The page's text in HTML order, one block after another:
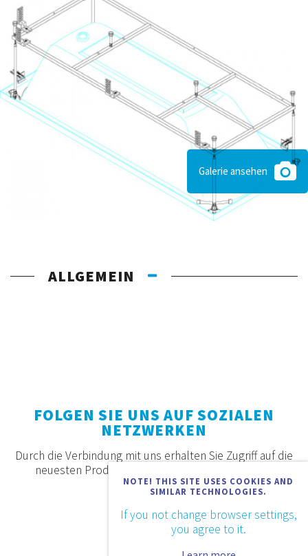
Galerie ansehen
ALLGEMEIN
NOTE! THIS SITE USES COOKIES AND
SIMILAR TECHNOLOGIES.
If you not change browser settings,
you agree to it.
FOLGEN SIE UNS AUF SOZIALEN
NETZWERKEN
Durch die Verbindung mit uns erhalten Sie Zugriff auf die
neuesten Produkte, Angebote und Neuigkeiten.